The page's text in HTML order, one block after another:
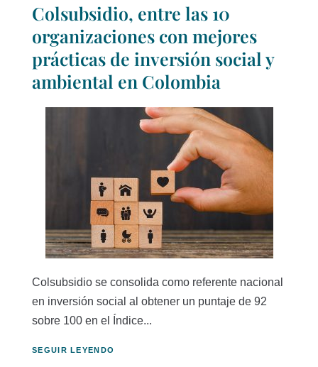
Colsubsidio, entre las 10
organizaciones con mejores
prácticas de inversión social y
ambiental en Colombia
Colsubsidio se consolida como referente nacional
en inversión social al obtener un puntaje de 92
sobre 100 en el Índice...
SEGUIR LEYENDO